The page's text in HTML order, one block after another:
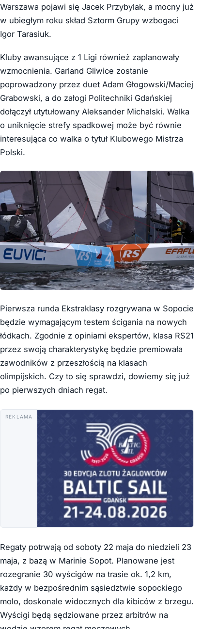
Warszawa pojawi się Jacek Przybylak, a mocny już
w ubiegłym roku skład Sztorm Grupy wzbogaci
Igor Tarasiuk.
Kluby awansujące z 1 Ligi również zaplanowały
wzmocnienia. Garland Gliwice zostanie
poprowadzony przez duet Adam Głogowski/Maciej
Grabowski, a do załogi Politechniki Gdańskiej
dołączył utytułowany Aleksander Michalski. Walka
o uniknięcie strefy spadkowej może być równie
interesująca co walka o tytuł Klubowego Mistrza
Polski.
Pierwsza runda Ekstraklasy rozgrywana w Sopocie
będzie wymagającym testem ścigania na nowych
łódkach. Zgodnie z opiniami ekspertów, klasa RS21
przez swoją charakterystykę będzie premiowała
zawodników z przeszłością na klasach
olimpijskich. Czy to się sprawdzi, dowiemy się już
po pierwszych dniach regat.
REKLAMA
Regaty potrwają od soboty 22 maja do niedzieli 23
maja, z bazą w Marinie Sopot. Planowane jest
rozegranie 30 wyścigów na trasie ok. 1,2 km,
każdy w bezpośrednim sąsiedztwie sopockiego
molo, doskonale widocznych dla kibiców z brzegu.
Wyścigi będą sędziowane przez arbitrów na